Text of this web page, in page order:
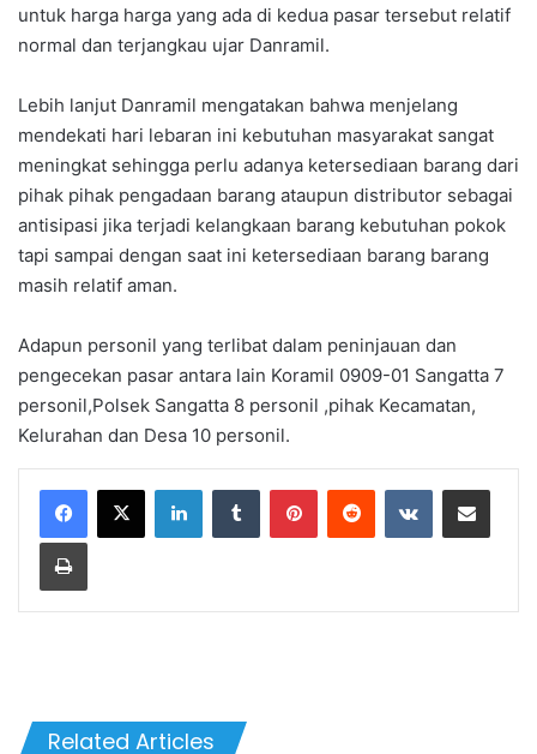
untuk harga harga yang ada di kedua pasar tersebut relatif
normal dan terjangkau ujar Danramil.
Lebih lanjut Danramil mengatakan bahwa menjelang
mendekati hari lebaran ini kebutuhan masyarakat sangat
meningkat sehingga perlu adanya ketersediaan barang dari
pihak pihak pengadaan barang ataupun distributor sebagai
antisipasi jika terjadi kelangkaan barang kebutuhan pokok
tapi sampai dengan saat ini ketersediaan barang barang
masih relatif aman.
Adapun personil yang terlibat dalam peninjauan dan
pengecekan pasar antara lain Koramil 0909-01 Sangatta 7
personil,Polsek Sangatta 8 personil ,pihak Kecamatan,
Kelurahan dan Desa 10 personil.
LinkedInTumblr PinterestReddit VKontakteShare via Email
Print
Related Articles